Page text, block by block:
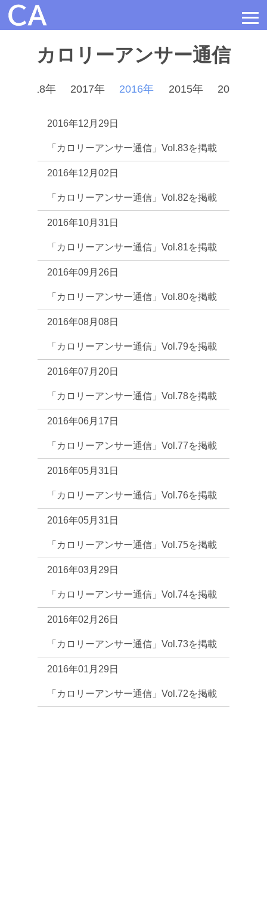
≡
カロリーアンサー通信
2018年 2017年 2016年 2015年 2014年
2016年12月29日
「カロリーアンサー通信」Vol.83を掲載
2016年12月02日
「カロリーアンサー通信」Vol.82を掲載
2016年10月31日
「カロリーアンサー通信」Vol.81を掲載
2016年09月26日
「カロリーアンサー通信」Vol.80を掲載
2016年08月08日
「カロリーアンサー通信」Vol.79を掲載
2016年07月20日
「カロリーアンサー通信」Vol.78を掲載
2016年06月17日
「カロリーアンサー通信」Vol.77を掲載
2016年05月31日
「カロリーアンサー通信」Vol.76を掲載
2016年05月31日
「カロリーアンサー通信」Vol.75を掲載
2016年03月29日
「カロリーアンサー通信」Vol.74を掲載
2016年02月26日
「カロリーアンサー通信」Vol.73を掲載
2016年01月29日
「カロリーアンサー通信」Vol.72を掲載